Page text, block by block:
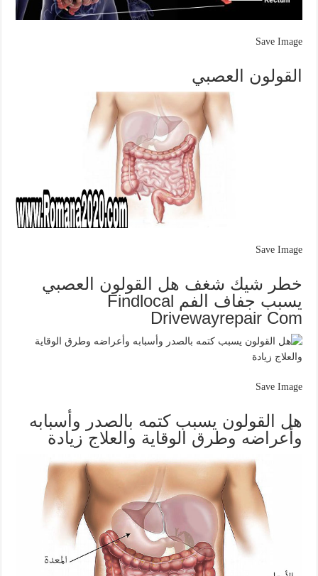
Save Image
القولون العصبي
Save Image
خطر شيك شغف هل القولون العصبي
يسبب جفاف الفم Findlocal
Drivewayrepair Com
Save Image
هل القولون يسبب كتمه بالصدر وأسبابه
وأعراضه وطرق الوقاية والعلاج زيادة